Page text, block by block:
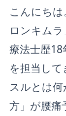
こんにち
ロンキム
療法士歴
を担当し
スルとは
方」が腰痛